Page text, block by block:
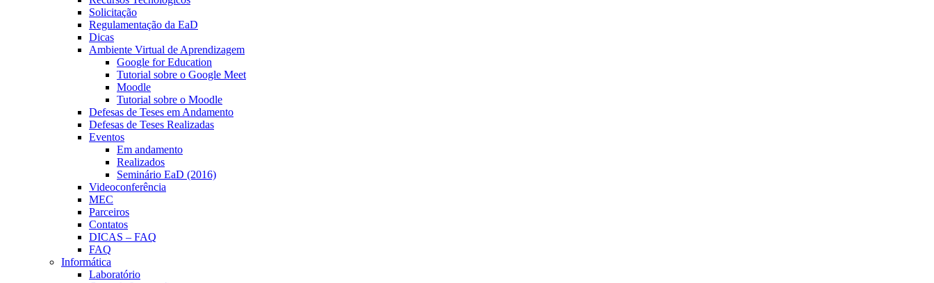
Solicitação
Regulamentação da EaD
Dicas
Ambiente Virtual de Aprendizagem
Google for Education
Tutorial sobre o Google Meet
Moodle
Tutorial sobre o Moodle
Defesas de Teses em Andamento
Defesas de Teses Realizadas
Eventos
Em andamento
Realizados
Seminário EaD (2016)
Videoconferência
MEC
Parceiros
Contatos
DICAS – FAQ
FAQ
Informática
Laboratório